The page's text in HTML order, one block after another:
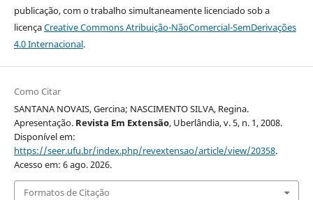
publicação, com o trabalho simultaneamente licenciado sob a
licençaCreative Commons Atribuição-NãoComercial-SemDerivações
4.0 Internacional.
Como Citar
SANTANA NOVAIS, Gercina; NASCIMENTO SILVA, Regina.
Apresentação. Revista Em Extensão, Uberlândia, v. 5, n. 1, 2008.
Disponível em:
https://seer.ufu.br/index.php/revextensao/article/view/20358.
Acesso em: 6 ago. 2026.
Formatos de Citação